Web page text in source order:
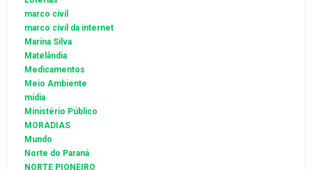
marco civil
marco civil da internet
Marina Silva
Matelândia
Medicamentos
Meio Ambiente
mídia
Ministério Público
MORADIAS
Mundo
Norte do Paraná
NORTE PIONEIRO